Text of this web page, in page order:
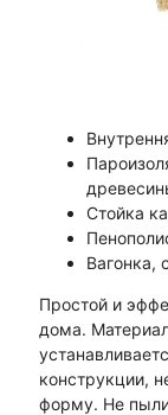
Стойка
Вагонка,
Простой и
дома.
конструкции,
форму. Не